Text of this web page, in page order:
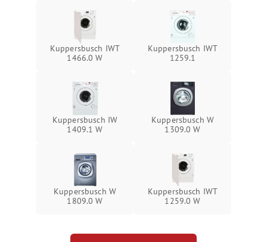
Kuppersbusch IWT
1466.0 W
Kuppersbusch IWT
1259.1
Kuppersbusch IW
1409.1 W
Kuppersbusch W
1309.0 W
Kuppersbusch W
1809.0 W
Kuppersbusch IWT
1259.0 W